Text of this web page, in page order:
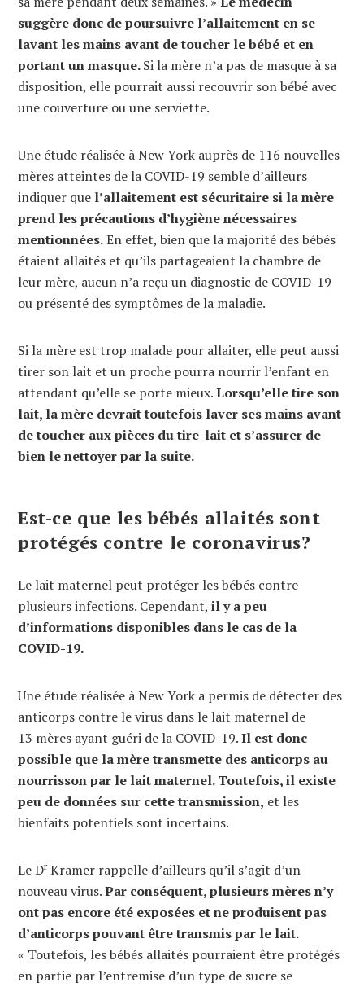
suggère donc de poursuivre l’allaitement en se
lavant les mains avant de toucher le bébé et en
portant un masque.Si la mère n’a pas de masque à sa
disposition, elle pourrait aussi recouvrir son bébé avec
une couverture ou une serviette.
Une étude réalisée à New York auprès de 116 nouvelles
mères atteintes de la COVID-19 semble d’ailleurs
indiquer que l’allaitement est sécuritaire si la mère
prend les précautions d’hygiène nécessaires
mentionnées.En effet, bien que la majorité des bébés
étaient allaités et qu’ils partageaient la chambre de
leur mère, aucun n’a reçu un diagnostic de COVID-19
ou présenté des symptômes de la maladie.
Si la mère est trop malade pour allaiter, elle peut aussi
tirer son lait et un proche pourra nourrir l’enfant en
attendant qu’elle se porte mieux.Lorsqu’elle tire son
lait, la mère devrait toutefois laver ses mains avant
de toucher aux pièces du tire-lait et s’assurer de
bien le nettoyer par la suite.
Est-ce que les bébés allaités sont
protégés contre le coronavirus?
Le lait maternel peut protéger les bébés contre
plusieurs infections. Cependant, il y a peu
d’informations disponibles dans le cas de la
COVID-19.
Une étude réalisée à New York a permis de détecter des
anticorps contre le virus dans le lait maternel de
13 mères ayant guéri de la COVID-19.Il est donc
possible que la mère transmette des anticorps au
nourrisson par le lait maternel. Toutefois, il existe
peu de données sur cette transmission, et les
bienfaits potentiels sont incertains.
Le DrKramer rappelle d’ailleurs qu’il s’agit d’un
nouveau virus.Par conséquent, plusieurs mères n’y
ont pas encore été exposées et ne produisent pas
d’anticorps pouvant être transmis par le lait.
« Toutefois, les bébés allaités pourraient être protégés
en partie par l’entremise d’un type de sucre se